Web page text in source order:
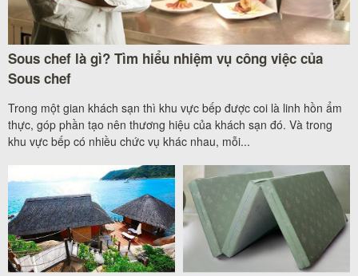
Sous chef là gì? Tìm hiểu nhiệm vụ công việc của
Sous chef
Trong một gian khách sạn thì khu vực bếp được coi là linh hồn ẩm
thực, góp phần tạo nên thương hiệu của khách sạn đó. Và trong
khu vực bếp có nhiều chức vụ khác nhau, mỗi...